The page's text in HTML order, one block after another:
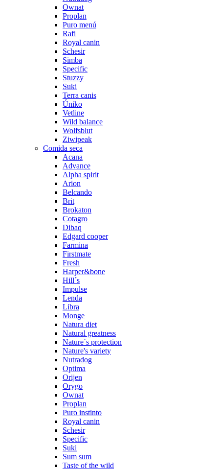
Ownat
Proplan
Puro menú
Rafi
Royal canin
Schesir
Simba
Specific
Stuzzy
Suki
Terra canis
Úniko
Vetline
Wild balance
Wolfsblut
Ziwipeak
Comida seca
Acana
Advance
Alpha spirit
Arion
Belcando
Brit
Brokaton
Cotagro
Dibaq
Edgard cooper
Farmina
Firstmate
Fresh
Harper&bone
Hill´s
Impulse
Lenda
Libra
Monge
Natura diet
Natural greatness
Nature´s protection
Nature's variety
Nutradog
Optima
Orijen
Orygo
Ownat
Proplan
Puro instinto
Royal canin
Schesir
Specific
Suki
Sum sum
Taste of the wild